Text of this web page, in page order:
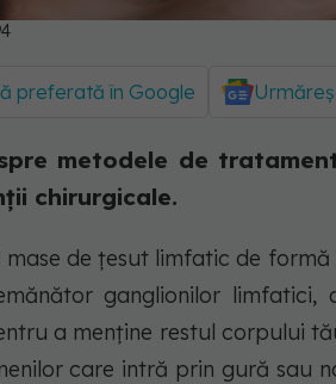
preferată în Google
metodele de
chirurgicale.
mase de țesut limfatic de
ganglionilor
a menține restul corpului
care intră prin gură sau